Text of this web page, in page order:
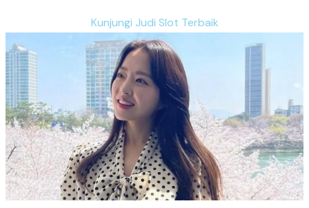
Kunjungi Judi Slot Terbaik